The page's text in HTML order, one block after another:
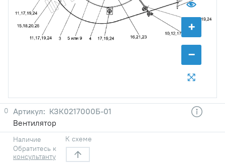
+
−
0
КЗК0217000Б-01
Вентилятор
Наличие
Обратитесь к
консультанту
К схеме